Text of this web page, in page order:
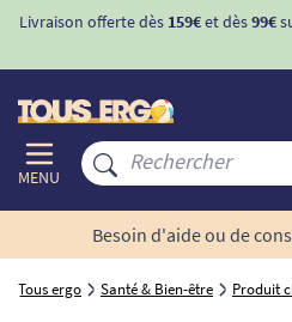
Livraison offerte dès 159€et dès99€
MENU
Besoin d'aide ou de
Tous ergo Santé & Bien-être Produit